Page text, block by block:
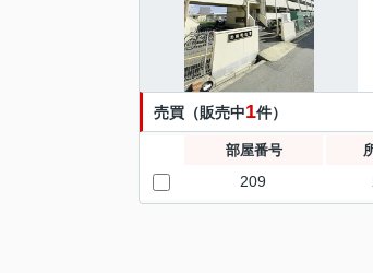
売買（販売中1件）
部屋番号
209